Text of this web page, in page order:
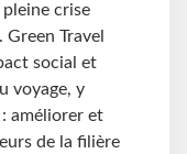
pleine crise
Travel
social et
voyage, y
améliorer et
de la filière